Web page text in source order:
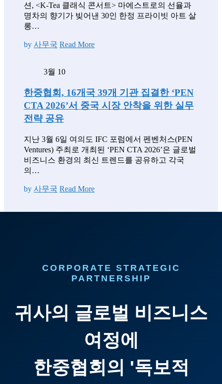
션, <K-Tea 클래식 콘서트> 마에스트로의 선율과
명차의 향기가 빚어낸 30인 한정 프라이빗 아트 살
롱…
by 사무국 Read More
3월 10
한중협회, 16개국 39개 기관 집결한 ‘PEN
CTA 2026’서 중국 시장 안착을 위한 실무
전략 공유
지난 3월 6일 여의도 IFC 포럼에서 펜벤처스(PEN
Ventures) 주최로 개최된 ‘PEN CTA 2026’은 글로벌
비즈니스 환경의 최신 트렌드를 공유하고 각국
의…
by 사무국 Read More
CORPORATE STRATEGIC
PARTNERSHIP
귀사의 글로벌 비즈니스
여정에
한중협회의 '독보적